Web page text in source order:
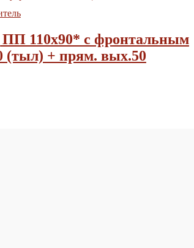
ПП 110х90* с фронтальным
(тыл) + прям. вых.50